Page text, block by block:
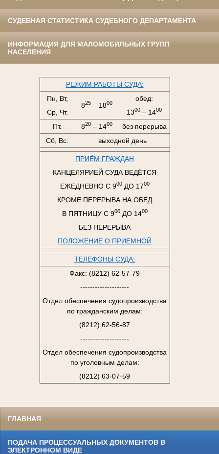
СУДЕБНАЯ СТАТИСТИКА СУДЕБНОГО ДЕПАРТАМЕНТА
ИНФОРМАЦИЯ ДЛЯ МАЛОМОБИЛЬНЫХ ГРУПП
НАСЕЛЕНИЯ
РЕЖИМ РАБОТЫ СУДА:
Пн, Вт,
Ср, Чт.
825 – 1800
обед:
1300 – 1400
Пт. 820 – 1400
без перерыва
Сб, Вс.
выходной день
ПРИЁМ ГРАЖДАН
КАНЦЕЛЯРИЕЙ СУДА ВЕДЁТСЯ
ЕЖЕДНЕВНО С 900ДО 1700
КРОМЕ ПЕРЕРЫВА НА ОБЕД
В ПЯТНИЦУ С 900ДО 1400
БЕЗ ПЕРЕРЫВА
ПОЛОЖЕНИЕ О ПРИЕМНОЙ
ТЕЛЕФОНЫ СУДА:
Факс: (8212) 62-57-79
--------------------
Отдел обеспечения судопроизводства
по гражданским делам:
(8212) 62-56-87
--------------------
Отдел обеспечения судопроизводства
по уголовным делам:
(8212) 63-07-59
ГЛАВНАЯ
ПОДАЧА ПРОЦЕССУАЛЬНЫХ ДОКУМЕНТОВ В
ЭЛЕКТРОННОМ ВИДЕ